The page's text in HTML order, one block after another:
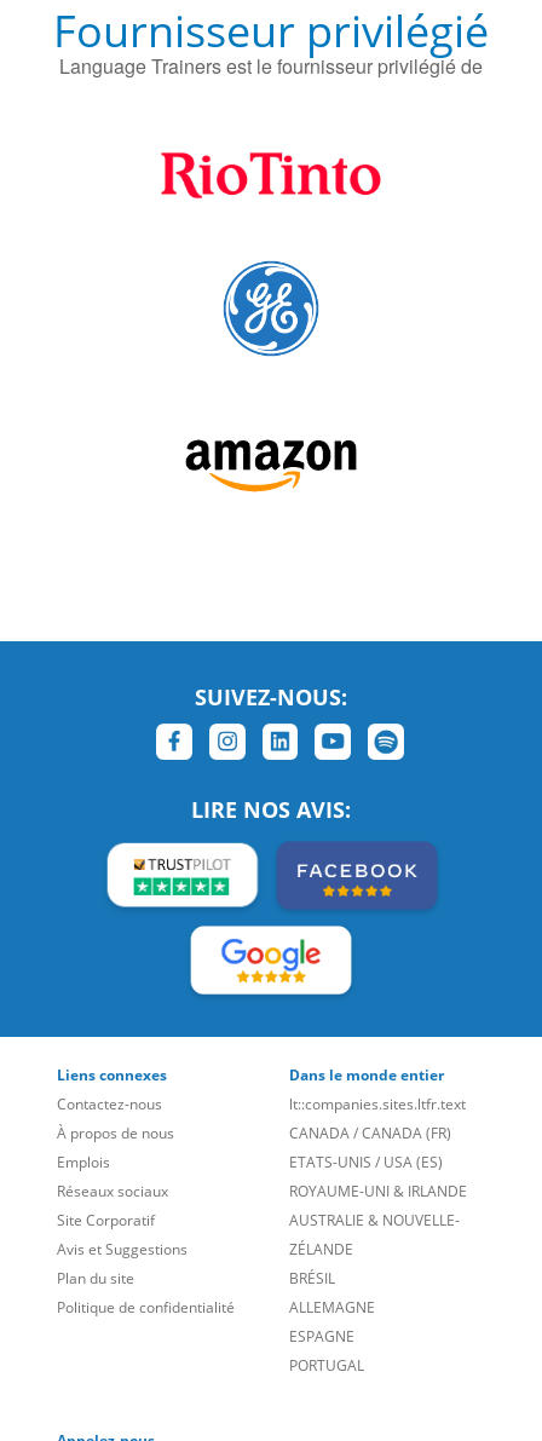
Fournisseur privilégié
Language Trainers est le fournisseur privilégié de
SUIVEZ-NOUS:
LIRE NOS AVIS:
Liens connexes
Contactez-nous
À propos de nous
Emplois
Réseaux sociaux
Site Corporatif
Avis et Suggestions
Plan du site
Politique de confidentialité
Dans le monde entier
lt::companies.sites.ltfr.text
CANADA/CANADA (FR)
ETATS-UNIS / USA (ES)
ROYAUME-UNI & IRLANDE
AUSTRALIE & NOUVELLE-
ZÉLANDE
BRÉSIL
ALLEMAGNE
ESPAGNE
PORTUGAL